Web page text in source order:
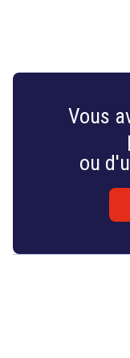
Vous
ou